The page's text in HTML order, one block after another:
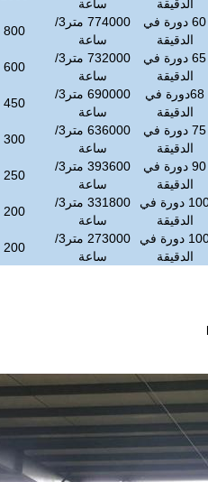
الدقيقة
ساعة
60 دورة في
الدقيقة
774000 متر3/
ساعة
800
65 دورة في
الدقيقة
732000 متر3/
ساعة
600
68دورة في
الدقيقة
690000 متر3/
ساعة
450
75 دورة في
الدقيقة
636000 متر3/
ساعة
300
90 دورة في
الدقيقة
393600 متر3/
ساعة
250
100 دورة في
الدقيقة
331800 متر3/
ساعة
200
100 دورة في
الدقيقة
273000 متر3/
ساعة
200